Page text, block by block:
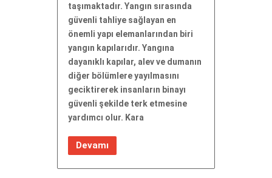
taşımaktadır. Yangın sırasında
güvenli tahliye sağlayan en
önemli yapı elemanlarından biri
yangın kapılarıdır. Yangına
dayanıklı kapılar, alev ve dumanın
diğer bölümlere yayılmasını
geciktirerek insanların binayı
güvenli şekilde terk etmesine
yardımcı olur. Kara
Devamı